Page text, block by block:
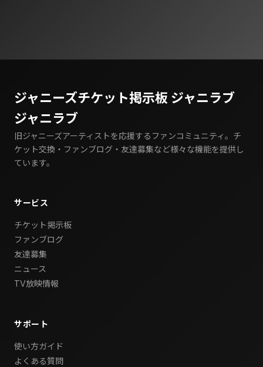
ジャニーズチケット掲示板 ジャニラブ
ジャニラブ
旧ジャニーズアーティストを応援するファンコミュニティ。チ
ケット交換・ファンブログ・友達募集など様々な機能を提供し
ています。
サービス
チケット掲示板
ファンブログ
友達募集
ニュース
TV放映情報
サポート
使い方ガイド
よくある質問